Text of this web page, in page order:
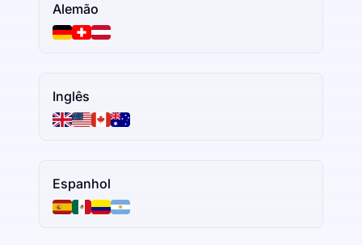
Alemão
Inglês
Espanhol